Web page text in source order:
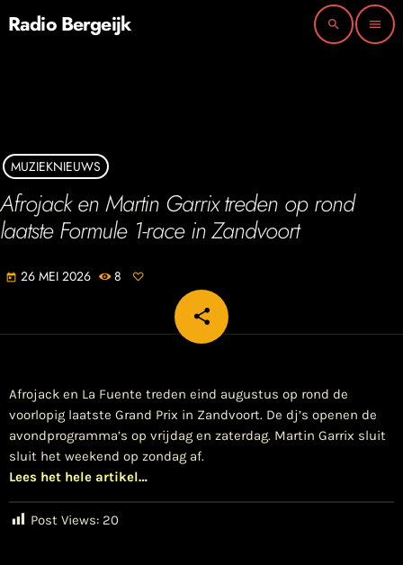
Radio Bergeijk search menu
MUZIEKNIEUWS
Afrojack en Martin Garrix treden op rond
laatste Formule 1-race in Zandvoort
today 26 MEI 2026 8
share
email
Afrojack en La Fuente treden eind augustus op rond de
voorlopig laatste Grand Prix in Zandvoort. De dj’s openen de
avondprogramma’s op vrijdag en zaterdag. Martin Garrix sluit
sluit het weekend op zondag af.
Lees het hele artikel…
Post Views: 20